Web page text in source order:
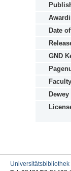
Date
GND